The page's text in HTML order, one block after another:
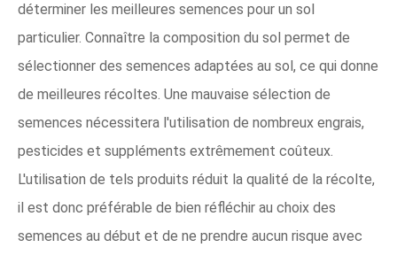
déterminer les meilleures semences pour un sol
particulier. Connaître la composition du sol permet de
sélectionner des semences adaptées au sol, ce qui donne
de meilleures récoltes. Une mauvaise sélection de
semences nécessitera l'utilisation de nombreux engrais,
pesticides et suppléments extrêmement coûteux.
L'utilisation de tels produits réduit la qualité de la récolte,
il est donc préférable de bien réfléchir au choix des
semences au début et de ne prendre aucun risque avec